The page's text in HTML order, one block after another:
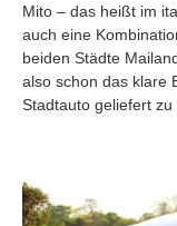
Mito – das heißt im
auch eine
beiden Städte
also schon das klare
Stadtauto geliefert zu